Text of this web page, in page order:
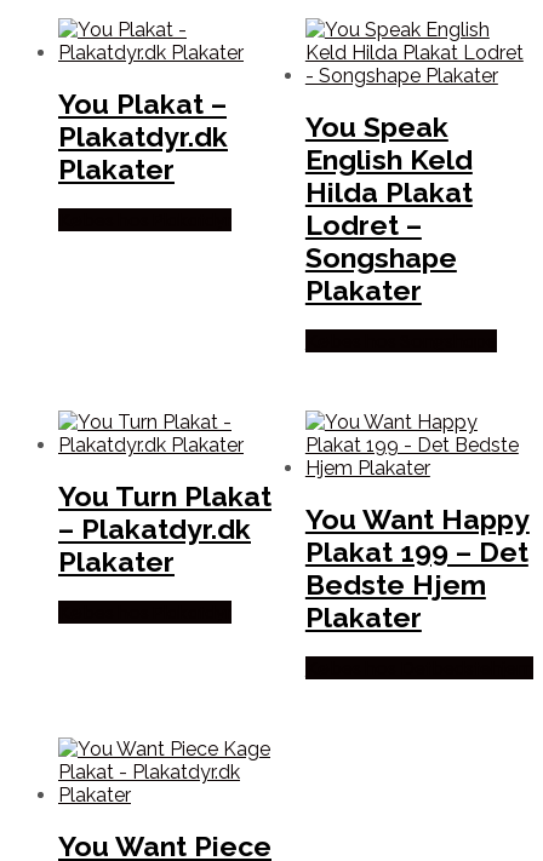
You Plakat –
Plakatdyr.dk
Plakater
You Speak
English Keld
Hilda Plakat
Lodret –
Songshape
Plakater
You Turn Plakat
– Plakatdyr.dk
Plakater
You Want Happy
Plakat 199 – Det
Bedste Hjem
Plakater
You Want Piece